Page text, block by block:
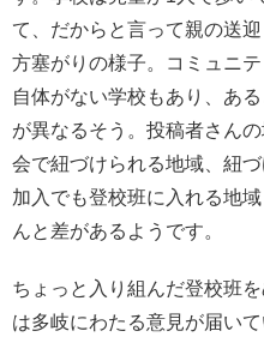
て、だからと言って親の送
方塞がりの様子。コミュニ
自体がない学校もあり、あ
が異なるそう。投稿者さん
会で紐づけられる地域、紐
加入でも登校班に入れる地
んと差があるようです。
ちょっと入り組んだ登校班
は多岐にわたる意見が届いて